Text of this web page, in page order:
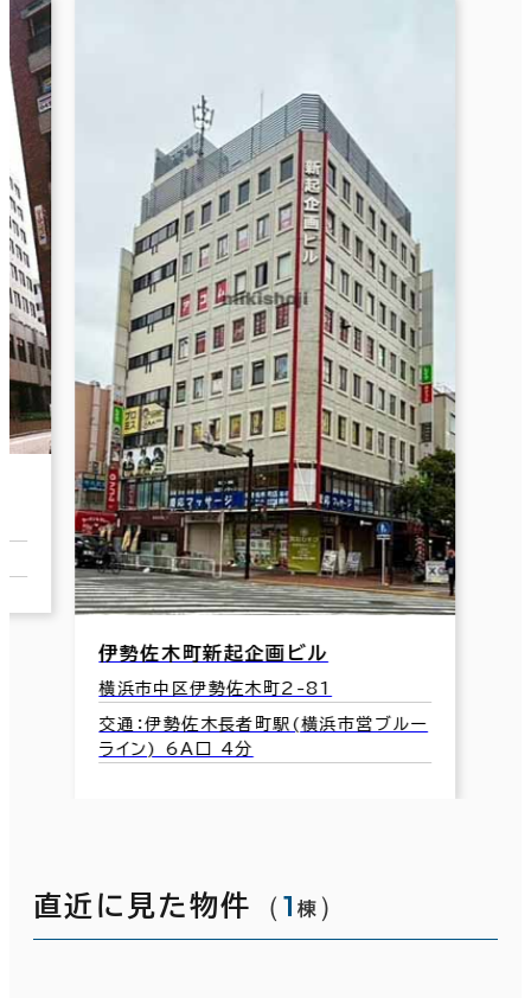
伊勢佐木町新起企画ビル
横浜市中区伊勢佐木町2-81
交通：伊勢佐木長者町駅(横浜市営ブルー
ライン) 6A口 4分
直近に見た物件 （1 棟 ）